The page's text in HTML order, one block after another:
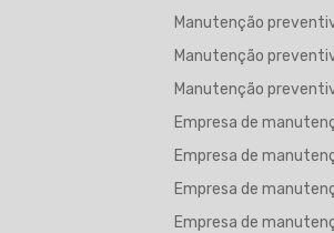
Manutenção
Manutenção
Manutenção
Empresa de
Empresa de
Empresa de
Empresa de